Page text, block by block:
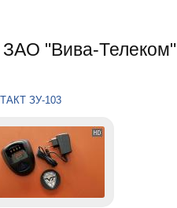
ЗАО "Вива-Телеком"
ЗУ-103